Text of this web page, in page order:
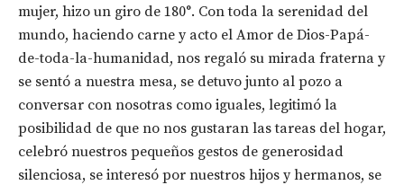
mujer, hizo un giro de 180°. Con toda la serenidad del
mundo, haciendo carne y acto el Amor de Dios-Papá-
de-toda-la-humanidad, nos regaló su mirada fraterna y
se sentó a nuestra mesa, se detuvo junto al pozo a
conversar con nosotras como iguales, legitimó la
posibilidad de que no nos gustaran las tareas del hogar,
celebró nuestros pequeños gestos de generosidad
silenciosa, se interesó por nuestros hijos y hermanos, se